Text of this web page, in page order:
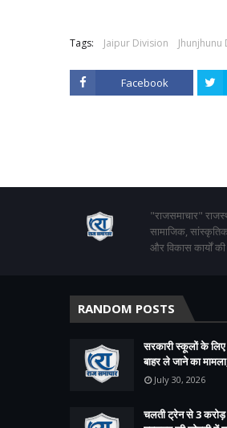
Tags: Jaipur Division Jhunjhunu
Facebook
"राजसमाचार"
सामाजिक,
और विकास कार्यों
RANDOM POSTS
सरकारी स्कूलों के
बाहर ले जाने का
July 30, 2026
चलती ट्रेन से 3 करोड़